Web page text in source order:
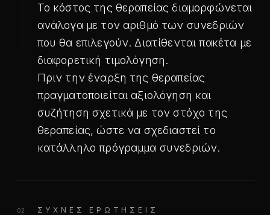
Το κόστος της θεραπείας διαμορφώνεται
ανάλογα με τον αριθμό των συνεδριών
που θα επιλεγούν. Διατίθενται πακέτα με
διαφορετική τιμολόγηση.
Πριν την έναρξη της θεραπείας
πραγματοποιείται αξιολόγηση και
συζήτηση σχετικά με τον στόχο της
θεραπείας, ώστε να σχεδιαστεί το
κατάλληλο πρόγραμμα συνεδριών.
02 ΣΥΧΝΈΣ ΕΡΩΤΉΣΕΙΣ